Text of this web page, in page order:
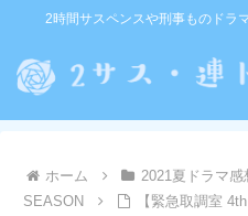
2時間サスペンスや刑事ものドラ
ホーム 2021夏ドラマ感
SEASON
【緊急取調室